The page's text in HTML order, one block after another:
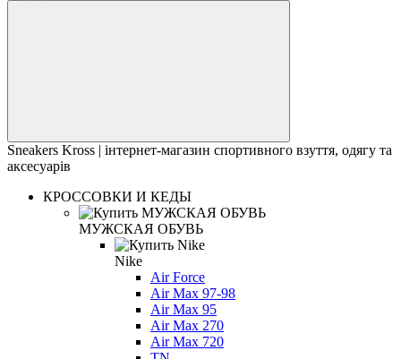
Sneakers Kross | інтернет-магазин спортивного взуття, одягу та
аксесуарів
КРОССОВКИ И КЕДЫ
МУЖСКАЯ ОБУВЬ
Nike
Air Force
Air Max 97-98
Air Max 95
Air Max 270
Air Max 720